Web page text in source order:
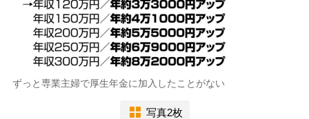
ずっと専業主婦で厚生年金に加入したことがない
写真2枚